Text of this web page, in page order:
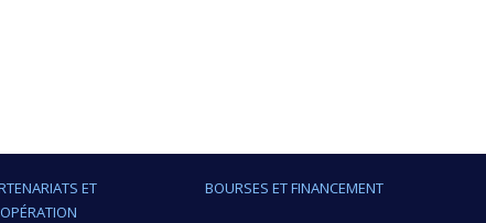
ET
BOURSES ET FINANCEMENT